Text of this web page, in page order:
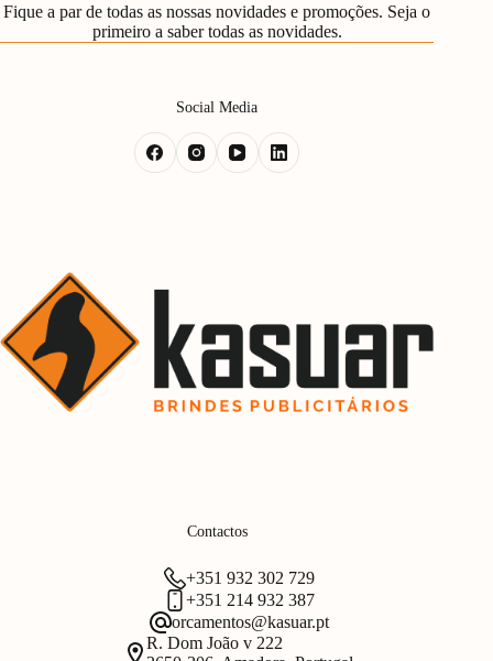
Fique a par de todas as nossas novidades e promoções. Seja o
primeiro a saber todas as novidades.
Social Media
Contactos
+351 932 302 729
+351 214 932 387
orcamentos@kasuar.pt
R. Dom João v 222